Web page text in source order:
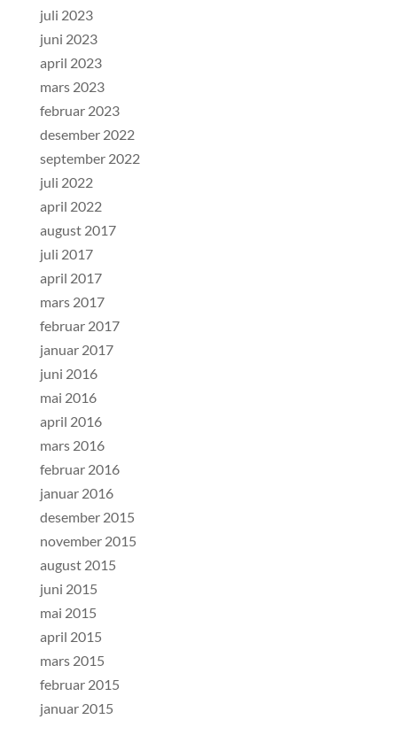
juli 2023
juni 2023
april 2023
mars 2023
februar 2023
desember 2022
september 2022
juli 2022
april 2022
august 2017
juli 2017
april 2017
mars 2017
februar 2017
januar 2017
juni 2016
mai 2016
april 2016
mars 2016
februar 2016
januar 2016
desember 2015
november 2015
august 2015
juni 2015
mai 2015
april 2015
mars 2015
februar 2015
januar 2015